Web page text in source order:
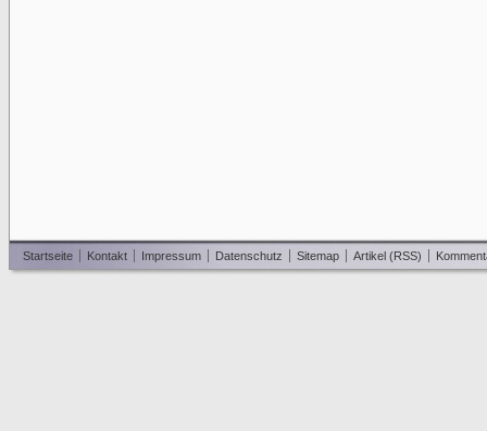
Startseite Kontakt Impressum Datenschutz Sitemap Artikel (RSS)